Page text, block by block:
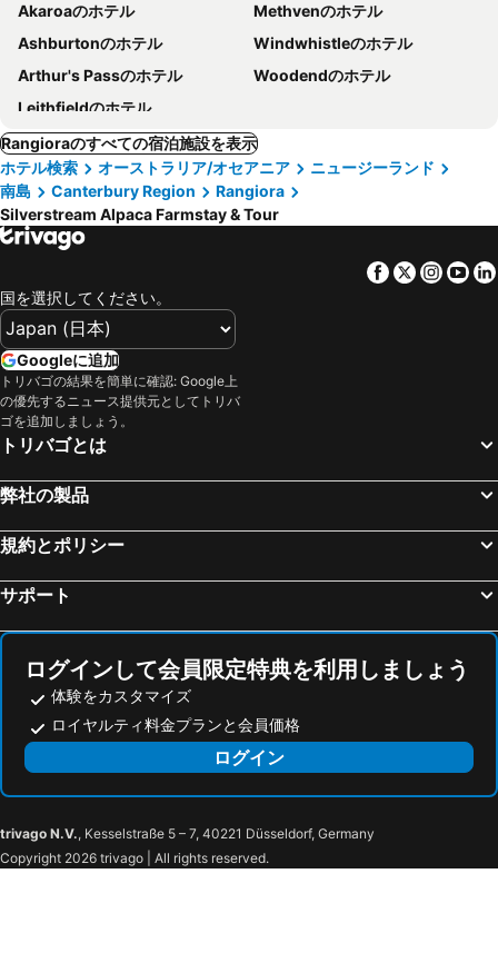
Akaroaのホテル
Methvenのホテル
Ashburtonのホテル
Windwhistleのホテル
Arthur's Passのホテル
Woodendのホテル
Leithfieldのホテル
Rangioraのすべての宿泊施設を表示
ホテル検索
オーストラリア/オセアニア
ニュージーランド
南島
Canterbury Region
Rangiora
Silverstream Alpaca Farmstay & Tour
Facebook
Twitter
国を選択してください。
Googleに追加
トリバゴの結果を簡単に確認: Google上
の優先するニュース提供元としてトリバ
ゴを追加しましょう。
トリバゴとは
弊社の製品
規約とポリシー
サポート
ログインして会員限定特典を利用しましょう
体験をカスタマイズ
ロイヤルティ料金プランと会員価格
ログイン
trivago N.V., Kesselstraße 5 – 7, 40221 Düsseldorf, Germany
Copyright 2026 trivago | All rights reserved.